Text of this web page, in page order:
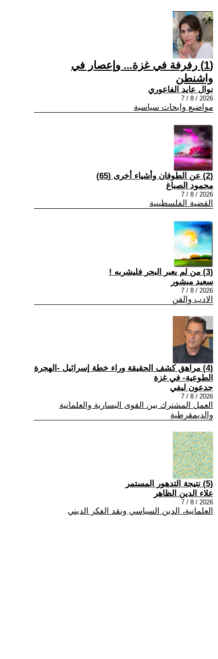
(1) رفرفة في غزة... وإعصار في
واشنطن
نوال عايد الفاعوري
2026 / 8 / 7
مواضيع وابحاث سياسية
(2) عن الطوفان وأشياء أخرى (65)
محمود الصباغ
2026 / 8 / 7
القضية الفلسطينية
(3) من لم يعبر البحر فليشربه !
سعيد مبشور
2026 / 8 / 7
الادب والفن
(4) مراهق كشف الحقيقة وراء خطة إسرائيل -الهجرة
الطوعية- في غزة
جدعون ليفي
2026 / 8 / 7
العمل المشترك بين القوى اليسارية والعلمانية
والديمقرطية
(5) نتيجة التدهور المستمر
علاء الدين الظاهر
2026 / 8 / 7
العلمانية، الدين السياسي ونقد الفكر الديني